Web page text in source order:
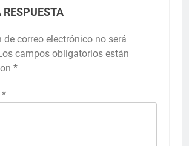
de correo electrónico no será
campos obligatorios están
*
*